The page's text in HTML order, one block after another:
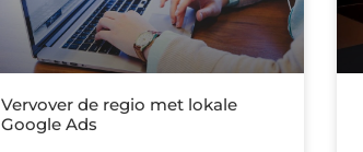
Vervover de regio met lokale
Google Ads